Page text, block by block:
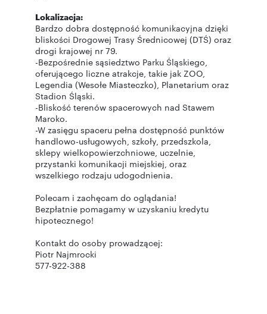
Lokalizacja:
Bardzo dobra dostępność komunikacyjna dzięki
bliskości Drogowej Trasy Średnicowej (DTŚ) oraz
drogi krajowej nr 79.
-Bezpośrednie sąsiedztwo Parku Śląskiego,
oferującego liczne atrakcje, takie jak ZOO,
Legendia (Wesołe Miasteczko), Planetarium oraz
Stadion Śląski.
-Bliskość terenów spacerowych nad Stawem
Maroko.
-W zasięgu spaceru pełna dostępność punktów
handlowo-usługowych, szkoły, przedszkola,
sklepy wielkopowierzchniowe, uczelnie,
przystanki komunikacji miejskiej, oraz
wszelkiego rodzaju udogodnienia.
Polecam i zachęcam do oglądania!
Bezpłatnie pomagamy w uzyskaniu kredytu
hipotecznego!
Kontakt do osoby prowadzącej:
Piotr Najmrocki
577-922-388